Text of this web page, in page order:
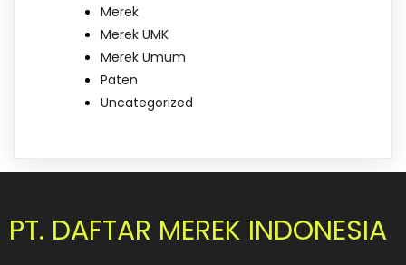
Merek
Merek UMK
Merek Umum
Paten
Uncategorized
PT. DAFTAR MEREK INDONESIA